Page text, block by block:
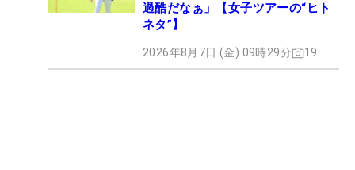
過酷だなぁ」【女子ツアーの“ヒト
ネタ”】
2026年8月7日 (金) 09時29分 19